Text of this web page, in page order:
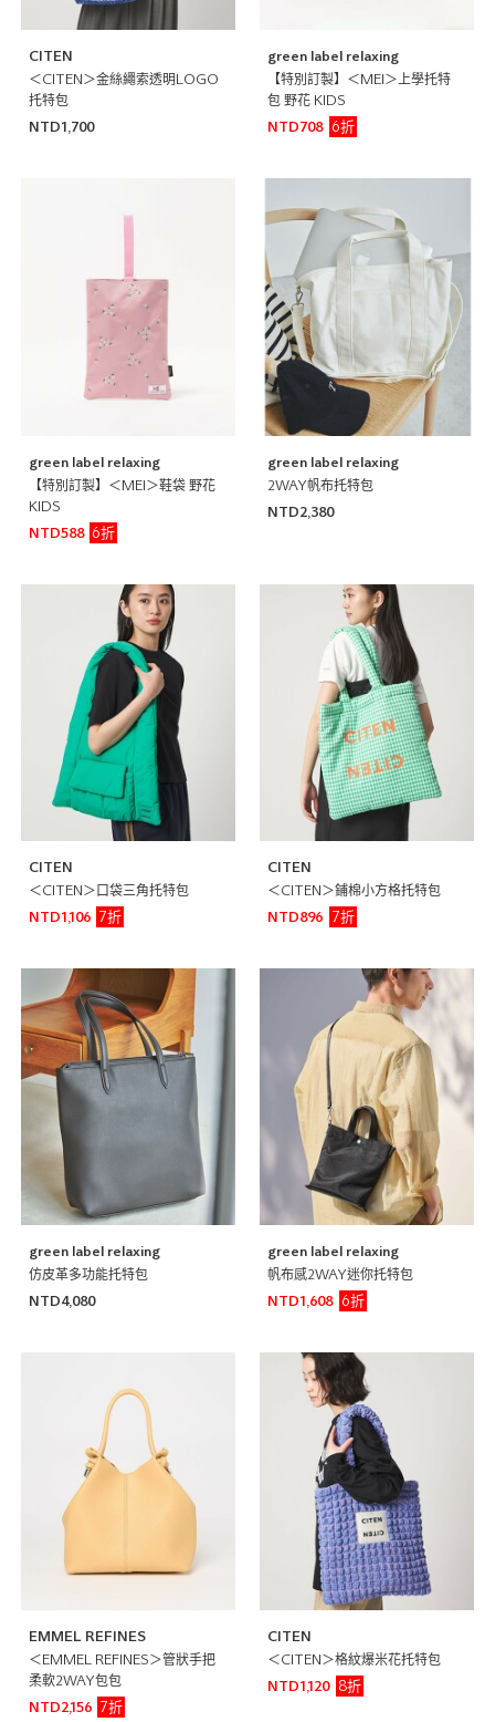
CITEN
＜CITEN＞金絲繩索透明LOGO
托特包
NTD1,700
green label relaxing
【特別訂製】＜MEI＞上學托特
包 野花 KIDS
NTD708
6折
green label relaxing
【特別訂製】＜MEI＞鞋袋 野花
KIDS
NTD588
6折
green label relaxing
2WAY帆布托特包
NTD2,380
CITEN
＜CITEN＞口袋三角托特包
NTD1,106
7折
CITEN
＜CITEN＞鋪棉小方格托特包
NTD896
7折
green label relaxing
仿皮革多功能托特包
NTD4,080
green label relaxing
帆布感2WAY迷你托特包
NTD1,608
6折
EMMEL REFINES
＜EMMEL REFINES＞管狀手把
柔軟2WAY包包
NTD2,156
7折
CITEN
＜CITEN＞格紋爆米花托特包
NTD1,120
8折